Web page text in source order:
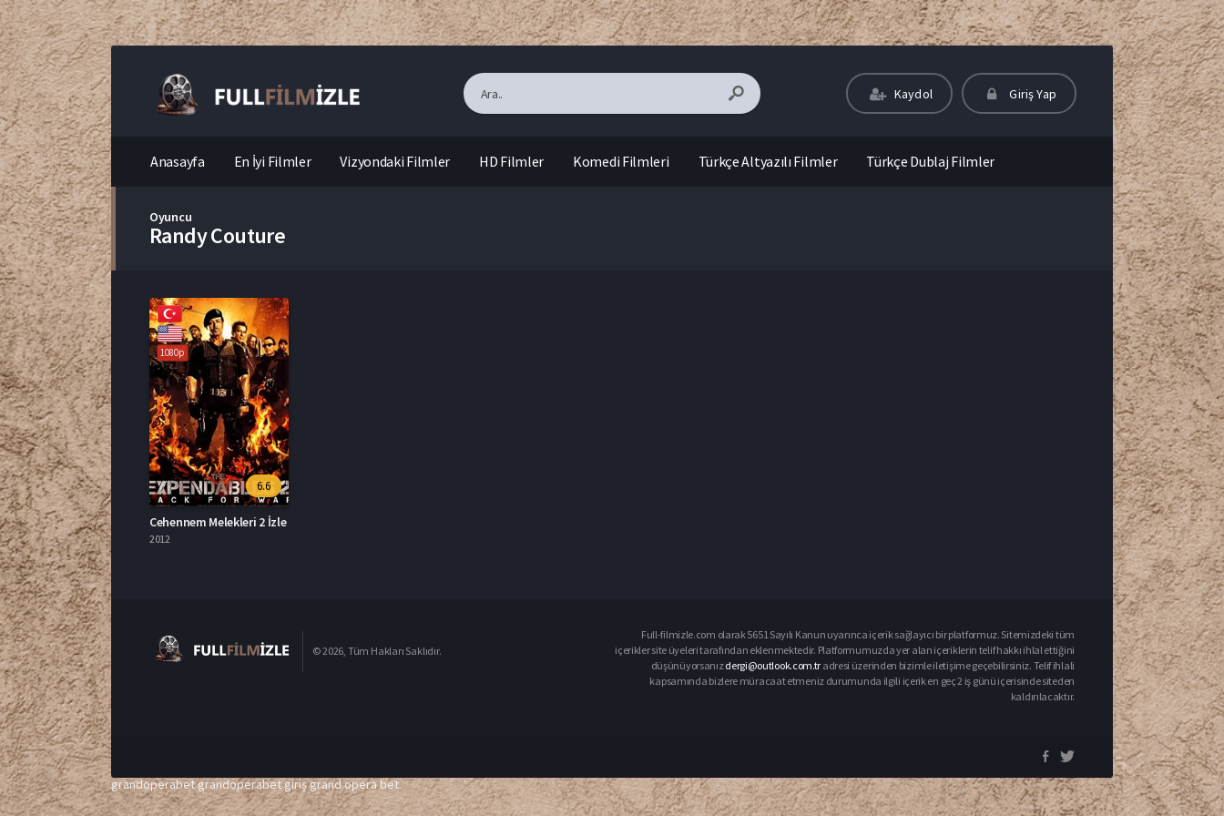
Kaydol Giriş Yap
Anasayfa En İyi Filmler Vizyondaki Filmler HD Filmler Komedi Filmleri Türkçe Altyazılı Filmler Türkçe Dublaj Filmler
Oyuncu
Randy Couture
1080p
6.6
Cehennem Melekleri 2 İzle
2012
© 2026, Tüm Hakları Saklıdır.
Full-filmizle.com olarak 5651 Sayılı Kanun uyarınca içerik sağlayıcı bir platformuz. Sitemizdeki tüm
içerikler site üyeleri tarafından eklenmektedir. Platformumuzda yer alan içeriklerin telif hakkı ihlal ettiğini
düşünüyorsanızdergi@outlook.com.tr adresi üzerinden bizimle iletişime geçebilirsiniz. Telif ihlali
kapsamında bizlere müracaat etmeniz durumunda ilgili içerik en geç 2 iş günü içerisinde siteden
kaldırılacaktır.
grandoperabetgrandoperabet girişgrand opera bet